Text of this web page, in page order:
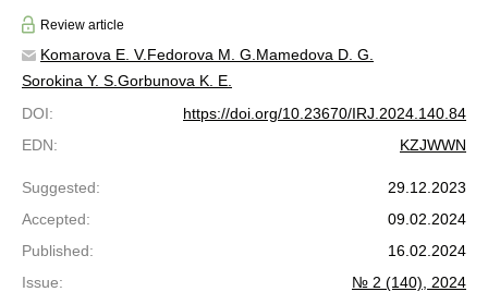
Review article
Komarova E. V.Fedorova M. G. Mamedova D. G.
Sorokina Y. S. Gorbunova K. E.
DOI:
https://doi.org/10.23670/IRJ.2024.140.84
EDN: KZJWWN
Suggested:
29.12.2023
Accepted:
09.02.2024
Published:
16.02.2024
Issue:
№ 2 (140), 2024